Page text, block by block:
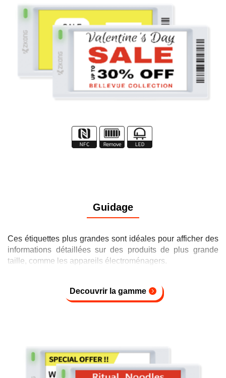
Guidage
Ces étiquettes plus grandes sont idéales pour afficher des
informations détaillées sur des produits de plus grande
taille, comme les appareils électroménagers.
Decouvrir la gamme